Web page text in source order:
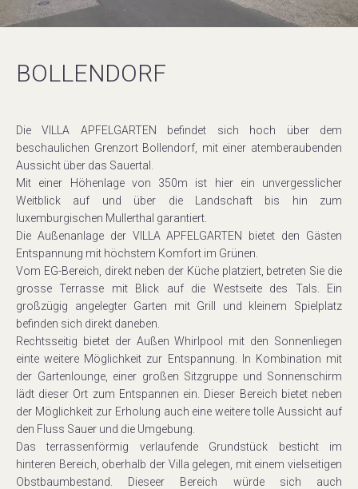
BOLLENDORF
Die VILLA APFELGARTEN befindet sich hoch über dem
beschaulichen Grenzort Bollendorf, mit einer atemberaubenden
Aussicht über das Sauertal.
Mit einer Höhenlage von 350m ist hier ein unvergesslicher
Weitblick auf und über die Landschaft bis hin zum
luxemburgischen Mullerthal garantiert.
Die Außenanlage der VILLA APFELGARTEN bietet den Gästen
Entspannung mit höchstem Komfort im Grünen.
Vom EG-Bereich, direkt neben der Küche platziert, betreten Sie die
grosse Terrasse mit Blick auf die Westseite des Tals. Ein
großzügig angelegter Garten mit Grill und kleinem Spielplatz
befinden sich direkt daneben.
Rechtsseitig bietet der Außen Whirlpool mit den Sonnenliegen
einte weitere Möglichkeit zur Entspannung. In Kombination mit
der Gartenlounge, einer großen Sitzgruppe und Sonnenschirm
lädt dieser Ort zum Entspannen ein. Dieser Bereich bietet neben
der Möglichkeit zur Erholung auch eine weitere tolle Aussicht auf
den Fluss Sauer und die Umgebung.
Das terrassenförmig verlaufende Grundstück besticht im
hinteren Bereich, oberhalb der Villa gelegen, mit einem vielseitigen
Obstbaumbestand. Dieseer Bereich würde sich auch